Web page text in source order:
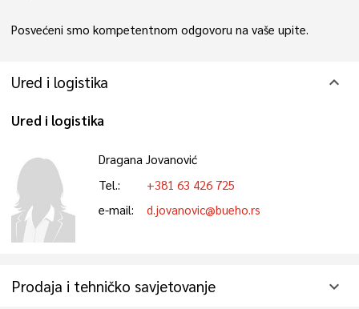
Posvećeni smo kompetentnom odgovoru na vaše upite.
Ured i logistika expand_more
Ured i logistika
Dragana Jovanović
Tel.:
+381 63 426 725
e-mail:
d.jovanovic@bueho.rs
Prodaja i tehničko savjetovanje expand_more